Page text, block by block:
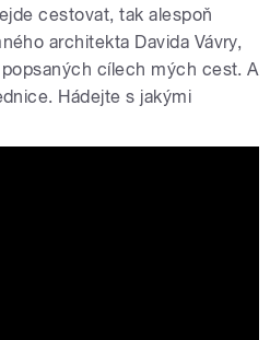
cestovat, tak alespoň
architekta Davida Vávry,
cílech mých cest. A
Hádejte s jakými